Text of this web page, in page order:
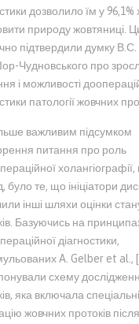
дозволило їм у 96,1%
природу жовтяниці.
підтвердили думку В.С.
Чудновського про
і можливості
патології жовчних
важливим підсумком
питання про роль
було те, що ініціатори
інші шляхи оцінки
Базуючись на
діагностики,
A. Gelber et al.,
схему
яка включала
жовчних протоків після